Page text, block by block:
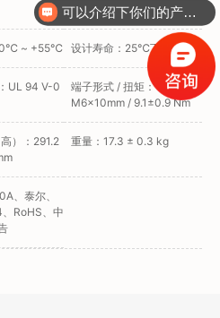
+40℃
~ +55℃ 设计寿命：25℃下 15 年
UL 94 V-0
端子形式 / 扭矩：
M6×10mm / 9.1±0.9 Nm
）：291.2
重量：17.3 ± 0.3 kg
、泰尔、
RoHS、中
可以介绍下你们的产品么？